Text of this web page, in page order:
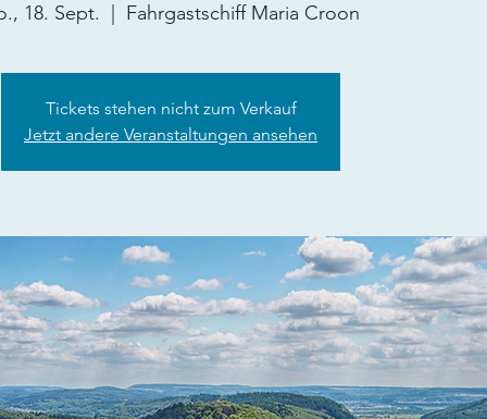
18. Sept. Fahrgastschiff Maria Croon
Tickets stehen nicht zum Verkauf
Jetzt andere Veranstaltungen ansehen